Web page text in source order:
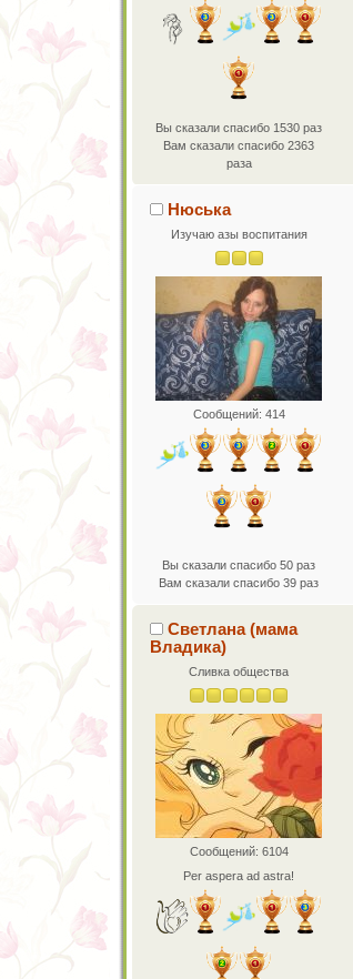
Вы сказали спасибо 1530 раз
Вам сказали спасибо 2363
раза
Нюська
Изучаю азы воспитания
Сообщений: 414
Вы сказали спасибо 50 раз
Вам сказали спасибо 39 раз
Светлана (мама
Владика)
Сливка общества
Сообщений: 6104
Per aspera ad astra!